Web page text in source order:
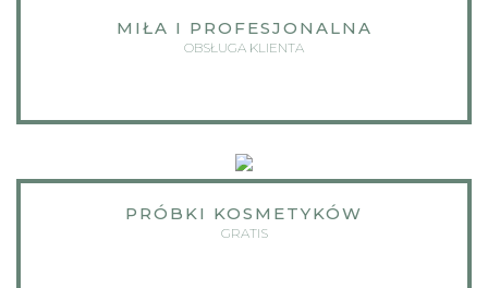
MIŁA I PROFESJONALNA
OBSŁUGA KLIENTA
PRÓBKI KOSMETYKÓW
GRATIS